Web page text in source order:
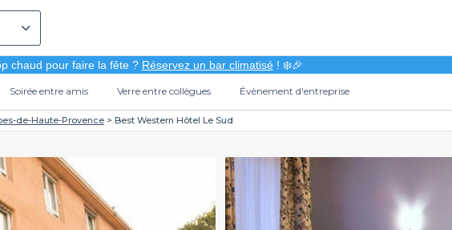
chaud pour faire la fête ? Réservez un bar climatisé! ❄️🎉
Soirée entre amis Verre entre collègues Évènement d'entreprise
de-Haute-Provence Best Western Hôtel Le Sud